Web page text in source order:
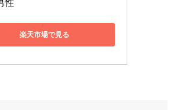
性
楽天市場で見る